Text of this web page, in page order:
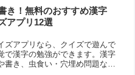
）」と名前の付くゲームをまと
した！
き！無料のおすすめ漢字
アプリ12選
ズアプリなら、クイズで遊んで
で漢字の勉強ができます。漢字
書き、虫食い・穴埋め問題など